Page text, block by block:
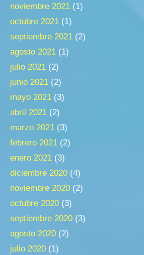
noviembre 2021 (1)
octubre 2021 (1)
septiembre 2021 (2)
agosto 2021 (1)
julio 2021 (2)
junio 2021 (2)
mayo 2021 (3)
abril 2021 (2)
marzo 2021 (3)
febrero 2021 (2)
enero 2021 (3)
diciembre 2020 (4)
noviembre 2020 (2)
octubre 2020 (3)
septiembre 2020 (3)
agosto 2020 (2)
julio 2020 (1)